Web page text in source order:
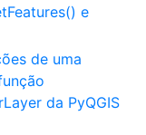
e
de uma
da PyQGIS